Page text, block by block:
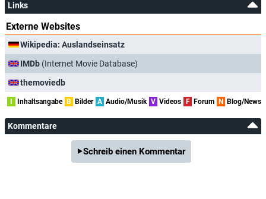
Links
Externe Websites
Wikipedia: Auslandseinsatz
IMDb (Internet Movie Database)
themoviedb
Inhaltsangabe B Bilder A Audio/Musik V Videos F Forum N Blog/News
Kommentare
Schreib einen Kommentar